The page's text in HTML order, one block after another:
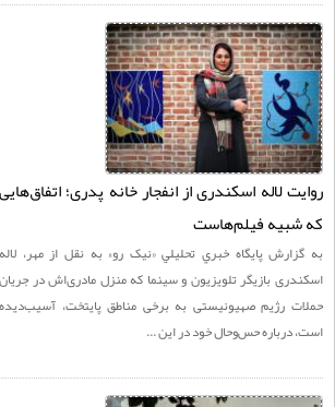
لاله اسکندری از انفجار خانه پدری؛ اتفاق‌هایی
فیلم‌هاست
پايگاه خبري تحليلي «نيک رو» به نقل از مهر، لاله
بازیگر تلویزیون و سینما که منزل مادری‌اش در جریان
رژیم صهیونیستی به برخی مناطق پایتخت، آسیب‌دیده
درباره حس‌وحال خود در این ...